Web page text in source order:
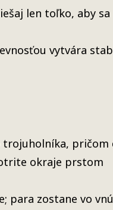
len toľko, aby sa
vytvára
trojuholníka, pričom
okraje prstom
para zostane vo